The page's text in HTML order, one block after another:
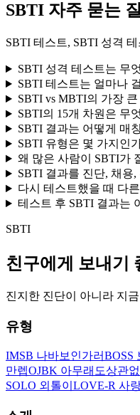
SBTI 자주 묻는
SBTI 테스트, SBTI 성격
SBTI 성격 테스트는 무
SBTI 테스트는 얼마나
SBTI vs MBTI의 가장
SBTI의 15개 차원은 무
SBTI 결과는 어떻게 매
SBTI 유형은 몇 가지인
왜 많은 사람이 SBTI가
SBTI 결과를 진단, 채용
다시 테스트했을 때 다
테스트 후 SBTI 결과는
SBTI
친구에게 보내기
진지한 진단이 아니라 지
유형
IMSB 나바보인가러BOSS
만렙OJBK 아무래도상관
SOLO 외톨이 LOVE-R 사